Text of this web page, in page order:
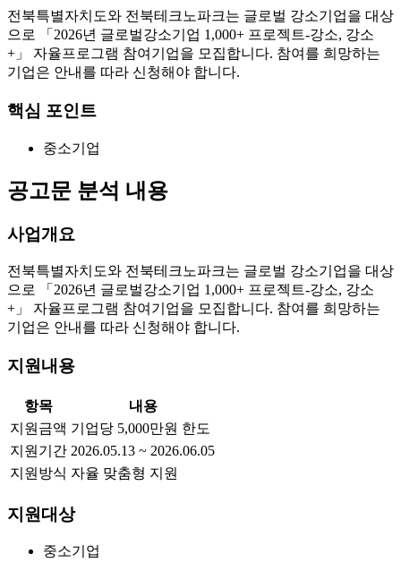
전북특별자치도와 전북테크노파크는 글로벌 강소기업을 대상
으로 「2026년 글로벌강소기업 1,000+ 프로젝트-강소, 강소
+」 자율프로그램 참여기업을 모집합니다. 참여를 희망하는
기업은 안내를 따라 신청해야 합니다.
핵심 포인트
중소기업
공고문 분석 내용
사업개요
전북특별자치도와 전북테크노파크는 글로벌 강소기업을 대상
으로 「2026년 글로벌강소기업 1,000+ 프로젝트-강소, 강소
+」 자율프로그램 참여기업을 모집합니다. 참여를 희망하는
기업은 안내를 따라 신청해야 합니다.
지원내용
항목
내용
지원금액 기업당 5,000만원 한도
지원기간 2026.05.13 ~ 2026.06.05
지원방식 자율 맞춤형 지원
지원대상
중소기업